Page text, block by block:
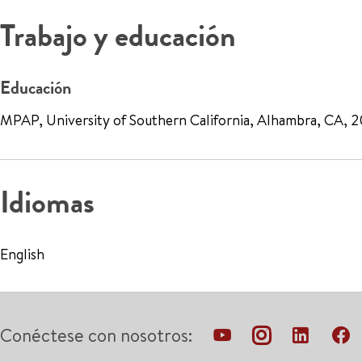
Trabajo y educación
Educación
MPAP, University of Southern California, Alhambra, CA,
Idiomas
English
Conéctese con nosotros: